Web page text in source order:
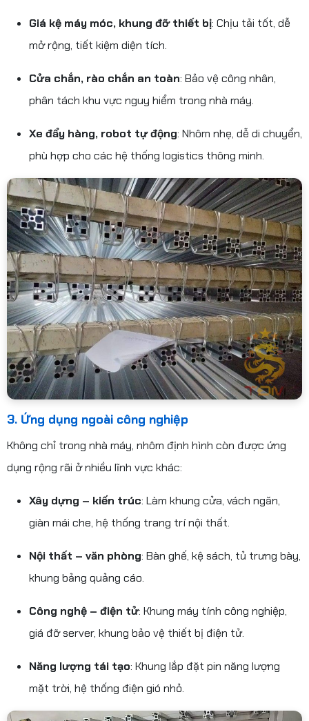
Giá kệ máy móc, khung đỡ thiết bị: Chịu tải tốt, dễ
mở rộng, tiết kiệm diện tích.
Cửa chắn, rào chắn an toàn: Bảo vệ công nhân,
phân tách khu vực nguy hiểm trong nhà máy.
Xe đẩy hàng, robot tự động: Nhôm nhẹ, dễ di chuyển,
phù hợp cho các hệ thống logistics thông minh.
3. Ứng dụng ngoài công nghiệp
Không chỉ trong nhà máy, nhôm định hình còn được ứng
dụng rộng rãi ở nhiều lĩnh vực khác:
Xây dựng – kiến trúc: Làm khung cửa, vách ngăn,
giàn mái che, hệ thống trang trí nội thất.
Nội thất – văn phòng: Bàn ghế, kệ sách, tủ trưng bày,
khung bảng quảng cáo.
Công nghệ – điện tử: Khung máy tính công nghiệp,
giá đỡ server, khung bảo vệ thiết bị điện tử.
Năng lượng tái tạo: Khung lắp đặt pin năng lượng
mặt trời, hệ thống điện gió nhỏ.